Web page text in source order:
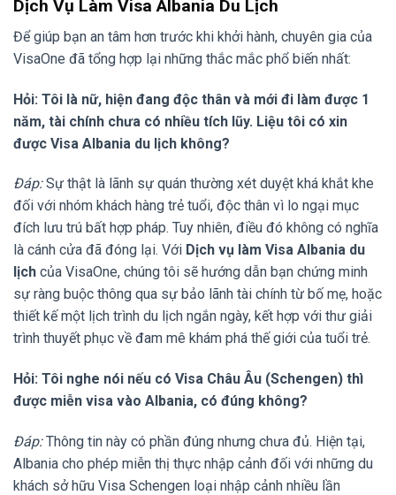
Dịch Vụ Làm Visa Albania Du Lịch
Để giúp bạn an tâm hơn trước khi khởi hành, chuyên gia của
VisaOne đã tổng hợp lại những thắc mắc phổ biến nhất:
Hỏi: Tôi là nữ, hiện đang độc thân và mới đi làm được 1
năm, tài chính chưa có nhiều tích lũy. Liệu tôi có xin
được Visa Albania du lịch không?
Đáp:Sự thật là lãnh sự quán thường xét duyệt khá khắt khe
đối với nhóm khách hàng trẻ tuổi, độc thân vì lo ngại mục
đích lưu trú bất hợp pháp. Tuy nhiên, điều đó không có nghĩa
là cánh cửa đã đóng lại. Với Dịch vụ làm Visa Albania du
lịch của VisaOne, chúng tôi sẽ hướng dẫn bạn chứng minh
sự ràng buộc thông qua sự bảo lãnh tài chính từ bố mẹ, hoặc
thiết kế một lịch trình du lịch ngắn ngày, kết hợp với thư giải
trình thuyết phục về đam mê khám phá thế giới của tuổi trẻ.
Hỏi: Tôi nghe nói nếu có Visa Châu Âu (Schengen) thì
được miễn visa vào Albania, có đúng không?
Đáp:Thông tin này có phần đúng nhưng chưa đủ. Hiện tại,
Albania cho phép miễn thị thực nhập cảnh đối với những du
khách sở hữu Visa Schengen loại nhập cảnh nhiều lần